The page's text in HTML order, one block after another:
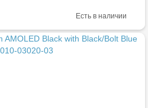
Есть в наличии